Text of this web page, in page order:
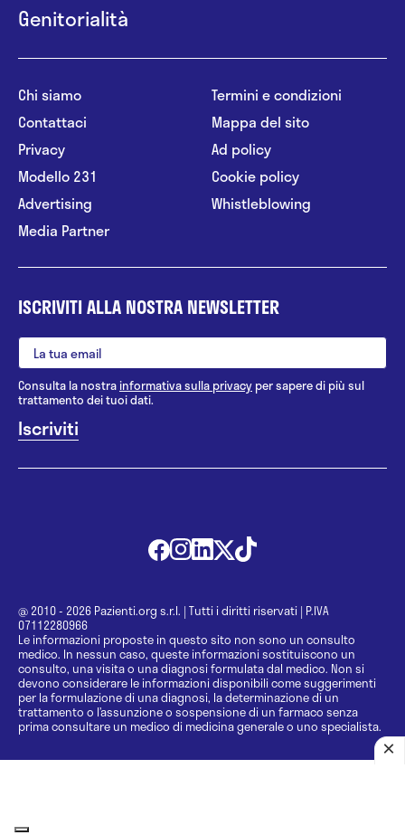
Genitorialità
Chi siamo
Contattaci
Privacy
Modello 231
Advertising
Media Partner
Termini e condizioni
Mappa del sito
Ad policy
Cookie policy
Whistleblowing
ISCRIVITI ALLA NOSTRA NEWSLETTER
Consulta la nostrainformativa sulla privacy per sapere di più sul
trattamento dei tuoi dati.
@ 2010 - 2026 Pazienti.org s.r.l. | Tutti i diritti riservati | P.IVA
07112280966
Le informazioni proposte in questo sito non sono un consulto
medico. In nessun caso, queste informazioni sostituiscono un
consulto, una visita o una diagnosi formulata dal medico. Non si
devono considerare le informazioni disponibili come suggerimenti
per la formulazione di una diagnosi, la determinazione di un
trattamento o l’assunzione o sospensione di un farmaco senza
prima consultare un medico di medicina generale o uno specialista.